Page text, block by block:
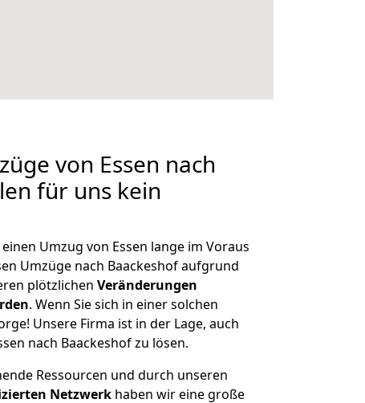
von Essen nach
für uns kein
Umzug von Essen lange im Voraus
Umzüge nach Baackeshof aufgrund
plötzlichen Veränderungen
. Wenn Sie sich in einer solchen
Unsere Firma ist in der Lage, auch
nach Baackeshof zu lösen.
Ressourcen und durch unseren
Netzwerk haben wir eine große